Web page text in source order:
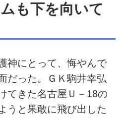
も下を向いて
神にとって、悔やんで
だった。ＧＫ駒井幸弘
てきた名古屋Ｕ－18の
うと果敢に飛び出した